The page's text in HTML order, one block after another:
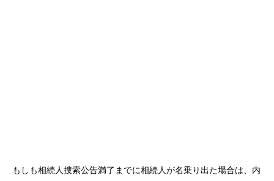
もしも相続人捜索公告満了までに相続人が名乗り出た場合は、内